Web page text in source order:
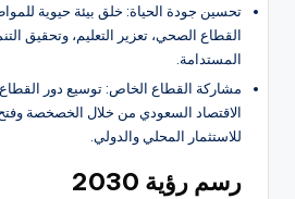
تحسين جودة الحياة: خلق بيئة حيوية
القطاع الصحي، تعزير التعليم، وتحقيق
المستدامة.
مشاركة القطاع الخاص: توسيع دور
الاقتصاد السعودي من خلال الخصخصة
للاستثمار المحلي والدولي.
رسم رؤية 2030